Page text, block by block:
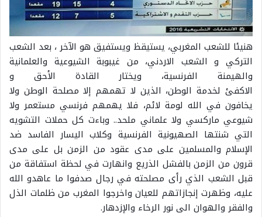
هنيئا للشعب المغربي، يستيقظ ويستفيق هو الآخر ، بعد الشعب
التركي و الشعب الاردني، من غيبوبة الشيوعية والعلمانية
والهيمنة الفرنسية، ويختار القادة الأحق و
الاكفئ لخدمة الوطن، الذين لا تهمهم إلا مصلحة الوطن ولا
يخافون في الله لومة لائم، فلا يهمهم فرنسي مستعمر ولا
شيوعي ماركسي ولا علماني ملحد.. وباءت كل حملات التشويه
التي شنتها الصهيونية الفرنسية وكلاب اليسار الفاسد ضد
الإسلام والمسلمين على مدى عقود من الزمن بل على مدى
قرون من الزمن بالفشل الذريع وانهارت في لحظة استفاقة من
قبل الشعب الذي رأى مصلحته في رجال صدفوا ما عاهدو الله
عليه، وظهرت إنجازاتهم للعيان واخرجوا المغرب من ظلمات الذل
والفقر والهوان الى نور الرخاء والإزدهار.